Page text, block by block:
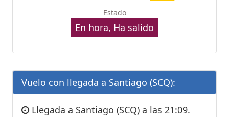
Estado
En hora, Ha salido
Vuelo con llegada a Santiago (SCQ):
Llegada a Santiago (SCQ) a las 21:09.